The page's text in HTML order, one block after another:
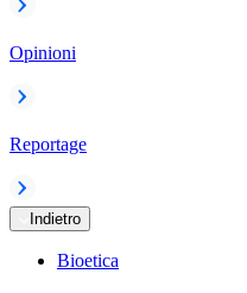
Opinioni
Reportage
Indietro
Bioetica